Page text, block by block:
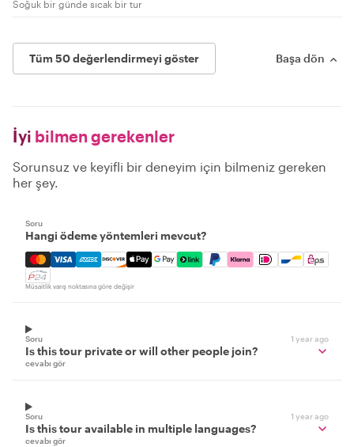
Soğuk bir günde sıcak bir tur
Tüm 50 değerlendirmeyi göster Başa dön
İyi bilmen gerekenler
Sorunsuz ve keyifli bir deneyim için bilmeniz gereken
her şey.
Soru
Hangi ödeme yöntemleri mevcut?
Mastercard, Visa, Amex, Discover, Apple Pay, Google
Müsaitlik varış noktasına göre değişir
Soru 1 year ago
Is this tour private or will other people join?
cevabı gör
Soru 1 year ago
Is this tour available in multiple languages?
cevabı gör